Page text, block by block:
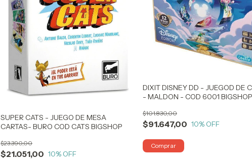
SUPER CATS - JUEGO DE MESA
CARTAS- BURO COD CATS BIGSHOP
$21.051,00
$23.390,00
10% OFF
DIXIT DISNEY DD - JUEGOD DE
- MALDON - COD 6001 BIGSHOP
$91.647,00
$101.830,00
10% OFF